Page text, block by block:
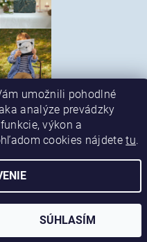
poriadok |
riešenie sporov
osobných údajov
Upraviť nastavenie cookies
umožnili pohodlné
analýze prevádzky
výkon a
cookies nájdetetu.
SÚHLASÍM